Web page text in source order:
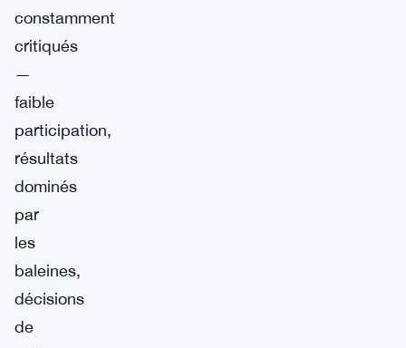
constamment
critiqués
—
faible
participation,
résultats
dominés
par
les
baleines,
décisions
de